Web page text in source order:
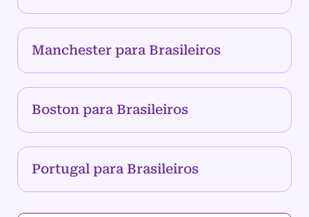
Manchester para Brasileiros
Boston para Brasileiros
Portugal para Brasileiros